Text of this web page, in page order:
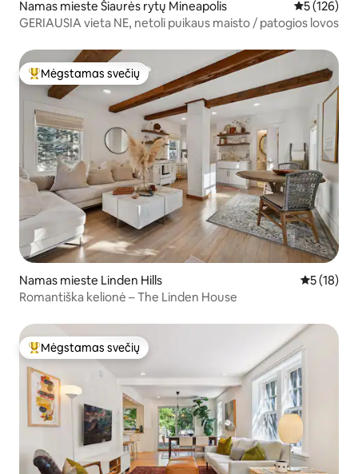
Namas mieste Šiaurės rytų Mineapolis Vidutinis
5 (126)
GERIAUSIA vieta NE, netoli puikaus maisto / patogios lovos
Svečių mėgstamiausias
Mėgstamas svečių
Namas mieste Linden Hills Vidutinis
5 (18)
Romantiška kelionė – The Linden House
Svečių mėgstamiausias
Mėgstamas svečių